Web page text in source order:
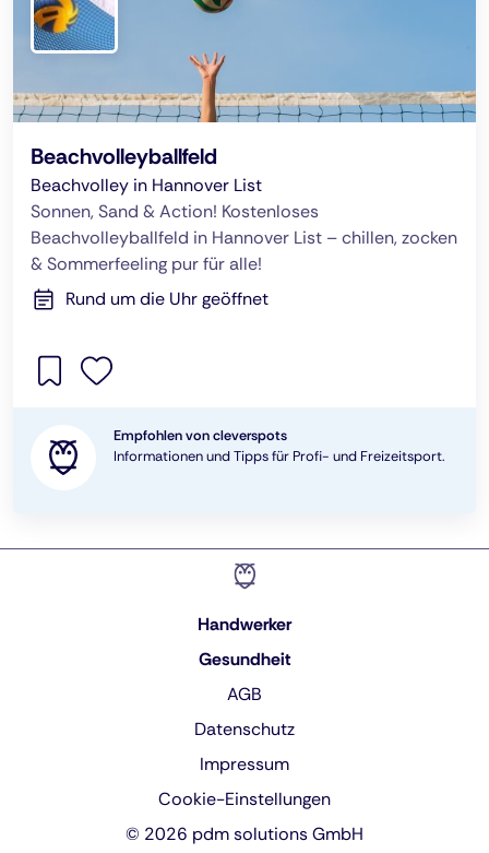
Beachvolleyballfeld
Beachvolley in Hannover List
Sonnen, Sand & Action! Kostenloses
Beachvolleyballfeld in Hannover List – chillen, zocken
& Sommerfeeling pur für alle!
Rund um die Uhr geöffnet
Empfohlen von cleverspots
Informationen und Tipps für Profi- und Freizeitsport.
Handwerker
Gesundheit
AGB
Datenschutz
Impressum
Cookie-Einstellungen
© 2026 pdm solutions GmbH